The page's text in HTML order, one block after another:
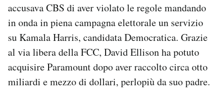
accusava CBS di aver violato le regole mandando
in onda in piena campagna elettorale un servizio
su Kamala Harris, candidata Democratica. Grazie
al via libera della FCC, David Ellison ha potuto
acquisire Paramount dopo aver raccolto circa otto
miliardi e mezzo di dollari, perlopiù da suo padre.